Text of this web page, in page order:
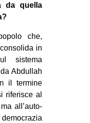
da quella
che,
in
sistema
Abdullah
il termine
riferisce al
all’auto-